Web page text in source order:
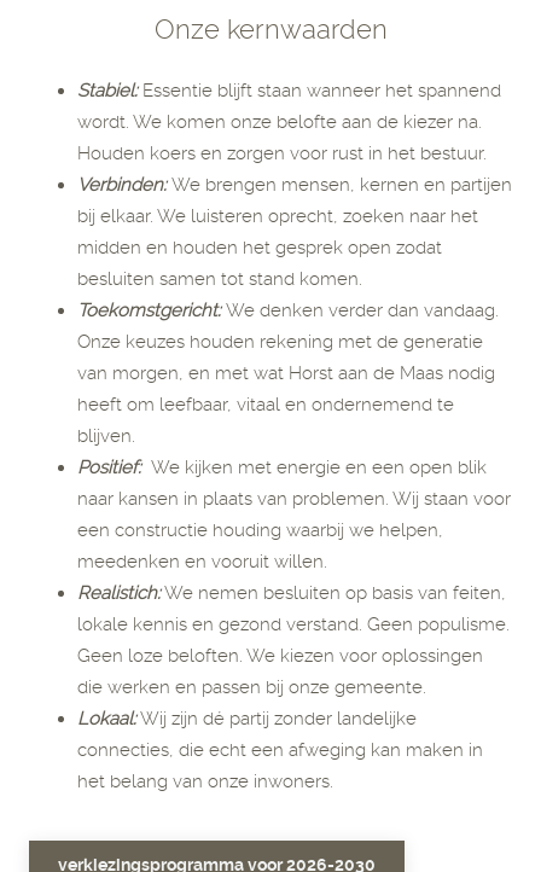
Onze kernwaarden
Stabiel: Essentie blijft staan wanneer het spannend
wordt. We komen onze belofte aan de kiezer na.
Houden koers en zorgen voor rust in het bestuur.
Verbinden:We brengen mensen, kernen en partijen
bij elkaar. We luisteren oprecht, zoeken naar het
midden en houden het gesprek open zodat
besluiten samen tot stand komen.
Toekomstgericht:We denken verder dan vandaag.
Onze keuzes houden rekening met de generatie
van morgen, en met wat Horst aan de Maas nodig
heeft om leefbaar, vitaal en ondernemend te
blijven.
Positief: We kijken met energie en een open blik
naar kansen in plaats van problemen. Wij staan voor
een constructie houding waarbij we helpen,
meedenken en vooruit willen.
Realistich:We nemen besluiten op basis van feiten,
lokale kennis en gezond verstand. Geen populisme.
Geen loze beloften. We kiezen voor oplossingen
die werken en passen bij onze gemeente.
Lokaal:Wij zijn dé partij zonder landelijke
connecties, die echt een afweging kan maken in
het belang van onze inwoners.
verkiezingsprogramma voor 2026-2030